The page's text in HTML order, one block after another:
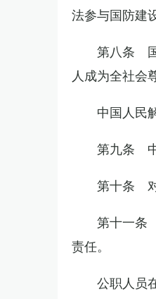
法参与国防建
第八条
人成为全社会
中国人民
第九条 中
第十条 对
第十一条
责任。
公职人员